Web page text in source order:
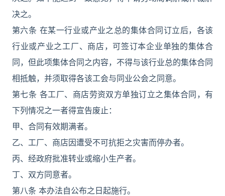
决之。
第六条 在某一行业或产业之总的集体合同订立后，各该
行业或产业之工厂、商店，可签订本企业单独的集体合
同，但此项集体合同之内容，不得与该行业总的集体合同
相抵触，并须取得各该工会与同业公会之同意。
第七条 各工厂、商店劳资双方单独订立之集体合同，有
下列情况之一者得宣告废止：
甲、合同有效期满者。
乙、工厂、商店因遭受不可抗拒之灾害而停办者。
丙、经政府批准转业或缩小生产者。
丁、双方同意者。
第八条 本办法自公布之日起施行。